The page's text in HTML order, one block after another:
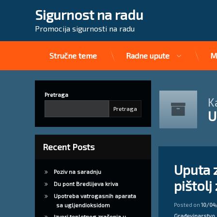
Sigurnost na radu
Promocija sigurnosti na radu
Stručne teme Radne upute
Uputa
pištolj
Posted on10/
Kategorije:
Građevinarstvo
Pretraga
Pretraga
Recent Posts
Poziv na saradnju
Du pont Bredlijeva kriva
Upotreba vatrogasnih aparata
sa ugljendioksidom